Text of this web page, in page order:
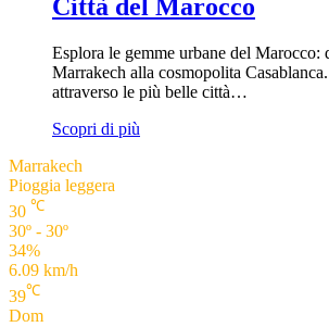
Città del Marocco
Esplora le gemme urbane del Marocco:
Marrakech alla cosmopolita
attraverso le più belle città…
Scopri di più
Marrakech
Pioggia leggera
30 ℃
30º - 30º
34%
6.09 km/h
39℃
Dom